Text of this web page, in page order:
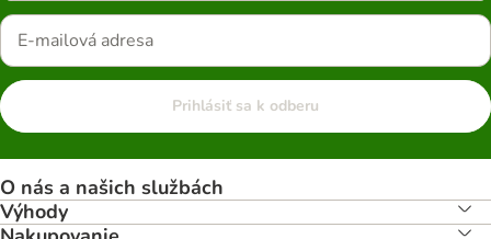
Prihlásiť sa k odberu
O nás a našich službách
Výhody